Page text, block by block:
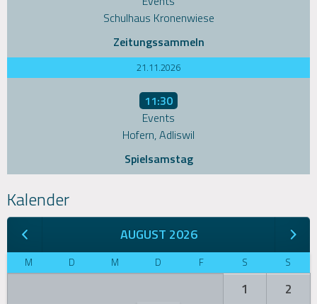
Schulhaus Kronenwiese
Zeitungssammeln
21.11.2026
11:30
Events
Hofern, Adliswil
Spielsamstag
Kalender
AUGUST 2026
M D M D F S S
1
2